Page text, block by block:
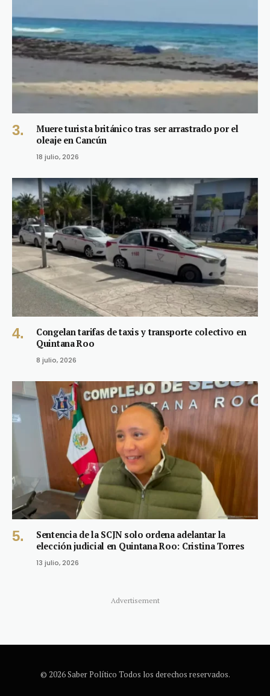
Muere turista británico tras ser arrastrado por el
oleaje en Cancún
18 julio, 2026
Congelan tarifas de taxis y transporte colectivo en
Quintana Roo
8 julio, 2026
Sentencia de la SCJN solo ordena adelantar la
elección judicial en Quintana Roo: Cristina Torres
13 julio, 2026
Advertisement
© 2026 Saber Político Todos los derechos reservados.